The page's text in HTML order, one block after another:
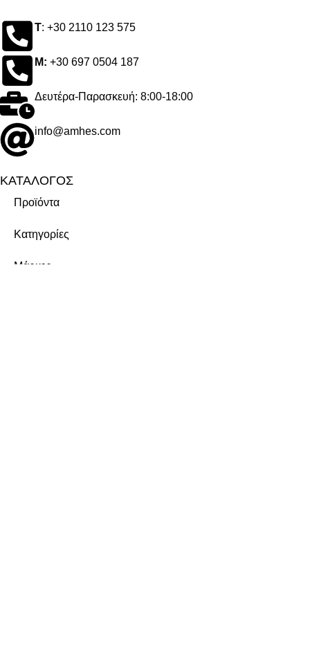
Τ: +30 2110 123 575
M: +30 697 0504 187
Δευτέρα-Παρασκευή: 8:00-18:00
info@amhes.com
ΚΑΤΑΛΟΓΟΣ
Προϊόντα
Κατηγορίες
Μάρκες